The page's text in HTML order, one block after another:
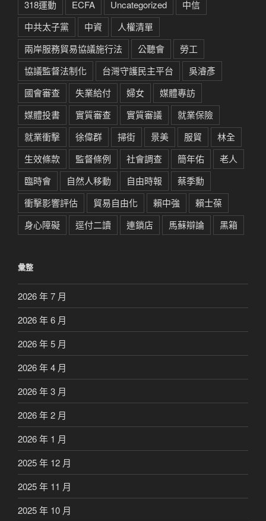
318運動 ECFA Uncategorized
中信
中共太子黨
中資
人權清單
兩岸服務貿易協議施行法
公聽會
勞工
協議監督法制化
台灣守護民主平台
吳濬彥
國會審查
失業給付 婦女
媒體專訪
媒體投書
實質審查 實質審議
就業保險
就業衝擊
徐偉群 掃街 景美 服貿
林全
生效條款
監督條例 社會調查 簡年佑
老人
臨時會
自然人移動 自由時報
蔡季勳
衝擊影響評估
貿易自由化 賴中強
賴士葆
身心障礙
逕付二讀 連鎖店 馬蘇辯論 黑箱
彙整
2026 年 7 月
2026 年 6 月
2026 年 5 月
2026 年 4 月
2026 年 3 月
2026 年 2 月
2026 年 1 月
2025 年 12 月
2025 年 11 月
2025 年 10 月